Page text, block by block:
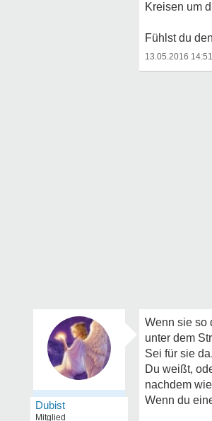
Kreisen um
Fühlst du
13.05.2016 14:51
Dubist
Mitglied
Wenn sie so
unter dem
Sei für sie da.
Du weißt,
nachdem
Wenn du